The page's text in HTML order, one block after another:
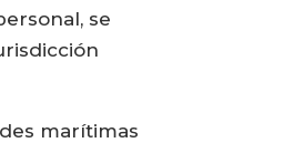
se
marítimas